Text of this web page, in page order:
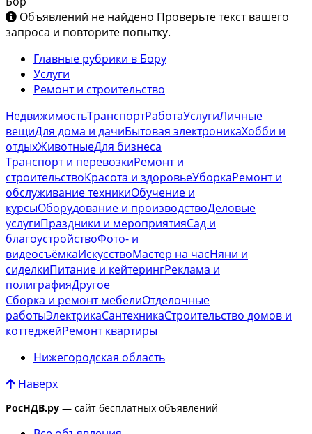
Объявлений не найдено Проверьте текст вашего
запроса и повторите попытку.
Главные рубрики в Бору
Услуги
Ремонт и строительство
НедвижимостьТранспортРаботаУслугиЛичные
вещиДля дома и дачиБытовая электроникаХобби и
отдыхЖивотныеДля бизнеса
Транспорт и перевозкиРемонт и
строительствоКрасота и здоровьеУборкаРемонт и
обслуживание техникиОбучение и
курсыОборудование и производствоДеловые
услугиПраздники и мероприятияСад и
благоустройствоФото- и
видеосъёмкаИскусствоМастер на часНяни и
сиделкиПитание и кейтерингРеклама и
полиграфияДругое
Сборка и ремонт мебелиОтделочные
работыЭлектрикаСантехникаСтроительство домов и
коттеджейРемонт квартиры
Нижегородская область
Наверх
РосНДВ.ру — сайт бесплатных объявлений